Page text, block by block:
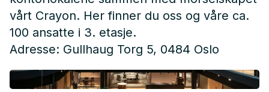
vårt Crayon. Her finner du oss og våre ca.
100 ansatte i 3. etasje.
Adresse: Gullhaug Torg 5, 0484 Oslo
Foto: Ricardofoto